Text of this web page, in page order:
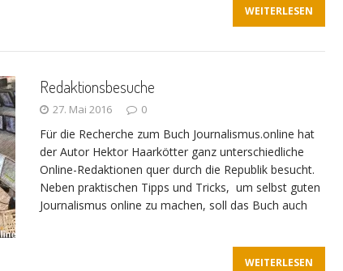
WEITERLESEN
Redaktionsbesuche
27. Mai 2016 0
Für die Recherche zum Buch Journalismus.online hat
der Autor Hektor Haarkötter ganz unterschiedliche
Online-Redaktionen quer durch die Republik besucht.
Neben praktischen Tipps und Tricks, um selbst guten
Journalismus online zu machen, soll das Buch auch
WEITERLESEN